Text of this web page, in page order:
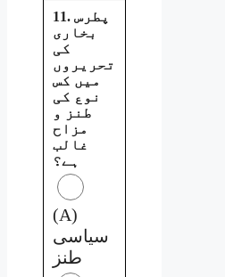
11. پطرس
بخاری
کی
تحریروں
میں کس
نوع کی
طنز و
مزاح
غالب
ہے؟
(A)
سیاسی
طنز